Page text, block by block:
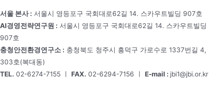
서울 본사 : 서울시 영등포구 국회대로62길 14. 스카우트빌딩 907호
AI경영전략연구원 : 서울시 영등포구 국회대로62길 14. 스카우트빌딩
907호
충청안전환경연구소 : 충청북도 청주시 흥덕구 가로수로 1337번길 4,
303호(복대동)
TEL. 02-6274-7155 ㅣ FAX. 02-6294-7156 ㅣ E-mail : jbi1@jbi.or.kr